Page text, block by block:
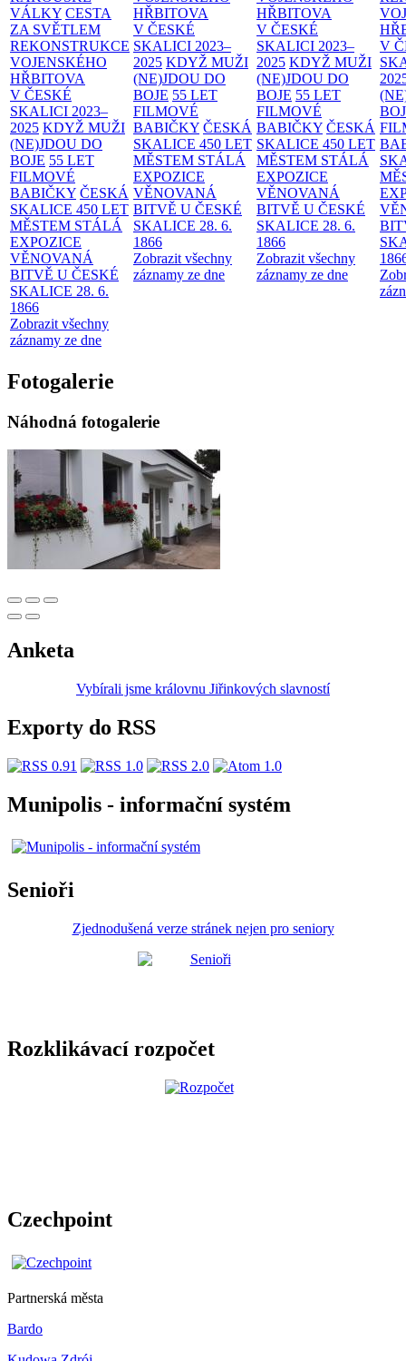
VÁLKY CESTA
ZA SVĚTLEM
REKONSTRUKCE
VOJENSKÉHO
HŘBITOVA
V ČESKÉ
SKALICI 2023–
2025 KDYŽ MUŽI
(NE)JDOU DO
BOJE 55 LET
FILMOVÉ
BABIČKY ČESKÁ
SKALICE 450 LET
MĚSTEM STÁLÁ
EXPOZICE
VĚNOVANÁ
BITVĚ U ČESKÉ
SKALICE 28. 6.
1866
Zobrazit všechny
záznamy ze dne
HŘBITOVA
V ČESKÉ
SKALICI 2023–
2025 KDYŽ MUŽI
(NE)JDOU DO
BOJE 55 LET
FILMOVÉ
BABIČKY ČESKÁ
SKALICE 450 LET
MĚSTEM STÁLÁ
EXPOZICE
VĚNOVANÁ
BITVĚ U ČESKÉ
SKALICE 28. 6.
1866
Zobrazit všechny
záznamy ze dne
HŘBITOVA
V ČESKÉ
SKALICI 2023–
2025 KDYŽ MUŽI
(NE)JDOU DO
BOJE 55 LET
FILMOVÉ
BABIČKY ČESKÁ
SKALICE 450 LET
MĚSTEM STÁLÁ
EXPOZICE
VĚNOVANÁ
BITVĚ U ČESKÉ
SKALICE 28. 6.
1866
Zobrazit všechny
záznamy ze dne
V
Fotogalerie
Náhodná fotogalerie
Anketa
Vybírali jsme královnu Jiřinkových slavností
Exporty do RSS
Munipolis - informační systém
Senioři
Zjednodušená verze stránek nejen pro seniory
Rozklikávací rozpočet
Czechpoint
Partnerská města
Bardo